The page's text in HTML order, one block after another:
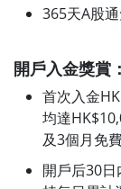
365天A股
開戶入金獎賞：
首次入金
均達
及3個月免
開戶后30